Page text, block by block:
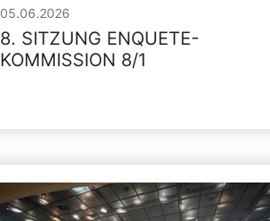
05.06.2026
8. SITZUNG ENQUETE-
KOMMISSION 8/1